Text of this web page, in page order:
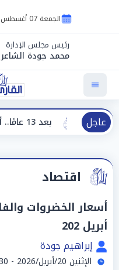
الجمعة 07 أغسطس 2026
رئيس مجلس الإدارة
محمد جودة الشاعر
عاجل
بعد 13 عامًا.. أحمد مكي وماجد الكدواني يجتمعان في «فرصة سعيدة»
اقتصاد
أبريل 202
إبراهيم جودة
الإثنين 20/أبريل/2026 - 08:30 ص